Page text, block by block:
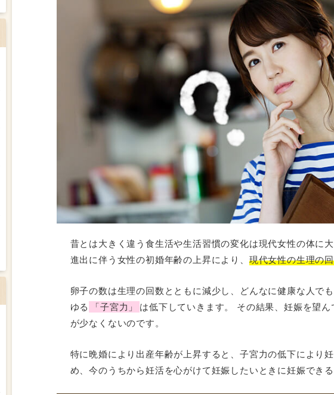
昔とは大きく違う食生活や生活習慣の変化は現代女性の体に
進出に伴う女性の初婚年齢の上昇により、 現代女性の生理の
卵子の数は生理の回数とともに減少し、どんなに健康な人で
ゆる
「子宮力」
は低下していきます。 その結果、妊娠を望
が少なくないのです。
特に晩婚により出産年齢が上昇すると、子宮力の低下により
め、今のうちから妊活を心がけて妊娠したいときに妊娠でき